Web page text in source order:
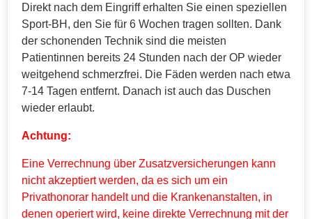
Direkt nach dem Eingriff erhalten Sie einen speziellen
Sport-BH, den Sie für 6 Wochen tragen sollten. Dank
der schonenden Technik sind die meisten
Patientinnen bereits 24 Stunden nach der OP wieder
weitgehend schmerzfrei. Die Fäden werden nach etwa
7-14 Tagen entfernt. Danach ist auch das Duschen
wieder erlaubt.
Achtung:
Eine Verrechnung über Zusatzversicherungen kann
nicht akzeptiert werden, da es sich um ein
Privathonorar handelt und die Krankenanstalten, in
denen operiert wird, keine direkte Verrechnung mit der